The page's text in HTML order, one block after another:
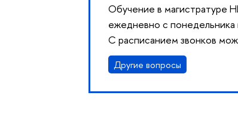
Обучение в магистратуре
ежедневно с
С расписанием звонков
Другие вопросы